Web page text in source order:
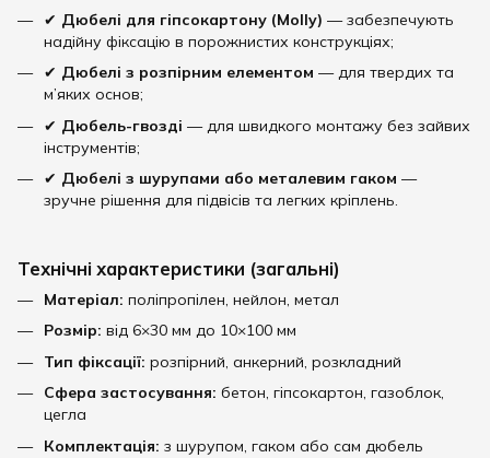
✔ Дюбелі для гіпсокартону (Molly) — забезпечують
надійну фіксацію в порожнистих конструкціях;
✔ Дюбелі з розпірним елементом — для твердих та
м’яких основ;
✔ Дюбель-гвозді — для швидкого монтажу без зайвих
інструментів;
✔ Дюбелі з шурупами або металевим гаком —
зручне рішення для підвісів та легких кріплень.
Технічні характеристики (загальні)
Матеріал: поліпропілен, нейлон, метал
Розмір: від 6×30 мм до 10×100 мм
Тип фіксації: розпірний, анкерний, розкладний
Сфера застосування: бетон, гіпсокартон, газоблок,
цегла
Комплектація: з шурупом, гаком або сам дюбель